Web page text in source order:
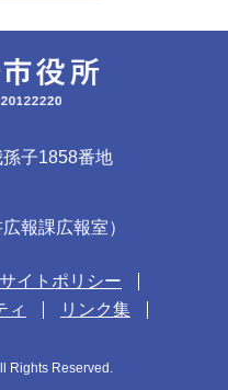
子1858番地
報課広報室）
サイトポリシー
ィ
リンク集
Rights Reserved.